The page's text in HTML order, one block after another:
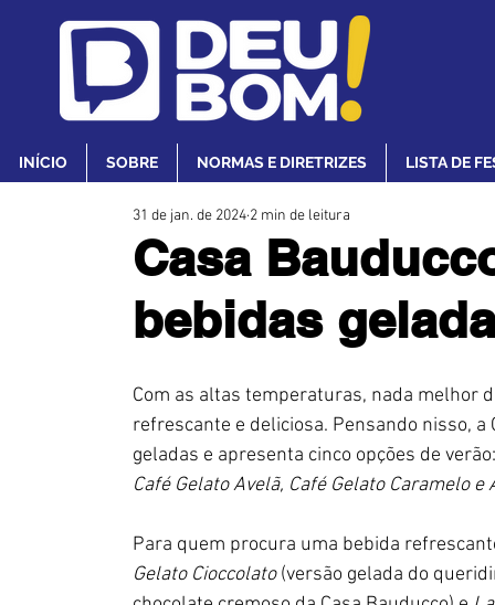
INÍCIO SOBRE NORMAS E DIRETRIZES LISTA DE
Casa
bebidas
31 de jan. de 2024 2 min de leitura
Com as altas temperaturas, nada melhor
refrescante e deliciosa. Pensando nisso,
geladas e apresenta cinco opções de
Café Gelato Avelã, Café Gelato Caramelo e
Para quem procura uma bebida
Gelato Cioccolato (versão gelada do